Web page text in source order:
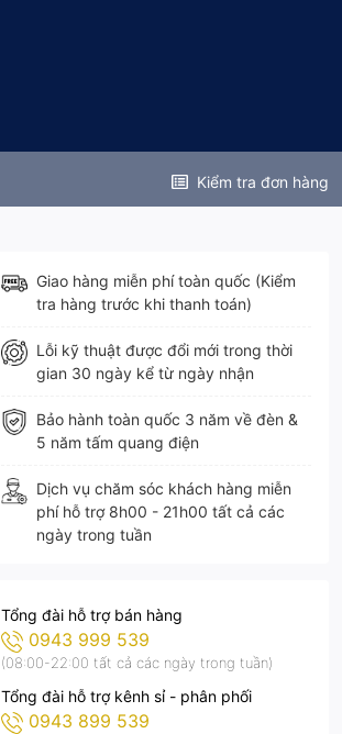
Kiểm tra đơn hàng
Giao hàng miễn phí toàn quốc (Kiểm
tra hàng trước khi thanh toán)
Lỗi kỹ thuật được đổi mới trong thời
gian 30 ngày kể từ ngày nhận
Bảo hành toàn quốc 3 năm về đèn &
5 năm tấm quang điện
Dịch vụ chăm sóc khách hàng miễn
phí hỗ trợ 8h00 - 21h00 tất cả các
ngày trong tuần
Tổng đài hỗ trợ bán hàng
0943 999 539
(08:00-22:00 tất cả các ngày trong tuần)
Tổng đài hỗ trợ kênh sỉ - phân phối
0943 899 539